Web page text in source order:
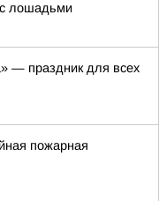
лошадьми
— праздник для всех
пожарная